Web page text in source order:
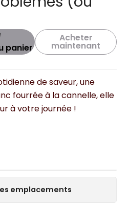
panier
Acheter
maintenant
de saveur, une
fourrée à la cannelle, elle
à votre journée !
emplacements